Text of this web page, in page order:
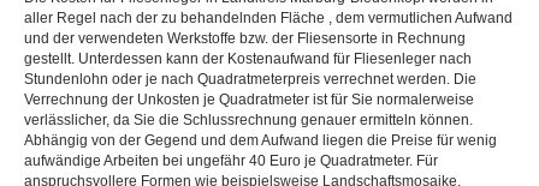
aller Regel nach der zu behandelnden Fläche , dem vermutlichen Aufwand
und der verwendeten Werkstoffe bzw. der Fliesensorte in Rechnung
gestellt. Unterdessen kann der Kostenaufwand für Fliesenleger nach
Stundenlohn oder je nach Quadratmeterpreis verrechnet werden. Die
Verrechnung der Unkosten je Quadratmeter ist für Sie normalerweise
verlässlicher, da Sie die Schlussrechnung genauer ermitteln können.
Abhängig von der Gegend und dem Aufwand liegen die Preise für wenig
aufwändige Arbeiten bei ungefähr 40 Euro je Quadratmeter. Für
anspruchsvollere Formen wie beispielsweise Landschaftsmosaike,